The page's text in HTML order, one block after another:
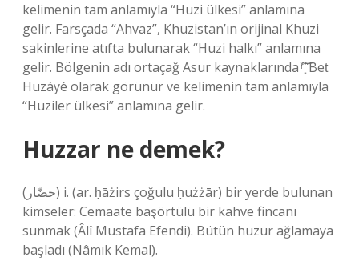
kelimenin tam anlamıyla “Huzi ülkesi” anlamına
gelir. Farsçada “Ahvaz”, Khuzistan’ın orijinal Khuzi
sakinlerine atıfta bulunarak “Huzi halkı” anlamına
gelir. Bölgenin adı ortaçağ Asur kaynaklarında ͒ͬ͝ ͙͗͐͘͝ Beṯ
Huzáyé olarak görünür ve kelimenin tam anlamıyla
“Huziler ülkesi” anlamına gelir.
Huzzar ne demek?
(ﺣﻀّﺎﺭ) i. (ar. ḥāżirs çoğulu ḥużżār) bir yerde bulunan
kimseler: Cemaate başörtülü bir kahve fincanı
sunmak (Âlî Mustafa Efendi). Bütün huzur ağlamaya
başladı (Nâmık Kemal).